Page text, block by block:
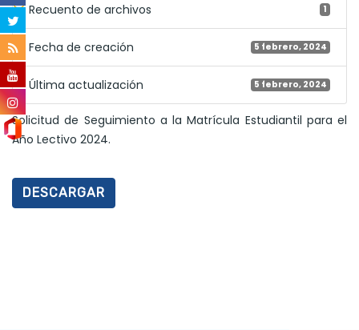
Recuento de archivos 1
Fecha de creación 5 febrero, 2024
Última actualización 5 febrero, 2024
Solicitud de Seguimiento a la Matrícula Estudiantil para el
Año Lectivo 2024.
DESCARGAR